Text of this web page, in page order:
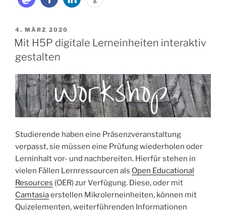
VERÖFFENTLICHT
AM
4. MÄRZ 2020
Mit H5P digitale Lerneinheiten interaktiv
gestalten
Studierende haben eine Präsenzveranstaltung
verpasst, sie müssen eine Prüfung wiederholen oder
Lerninhalt vor- und nachbereiten. Hierfür stehen in
vielen Fällen Lernressourcen als Open Educational
Resources (OER) zur Verfügung. Diese, oder mit
Camtasiaerstellen Mikrolerneinheiten, können mit
Quizelementen, weiterführenden Informationen